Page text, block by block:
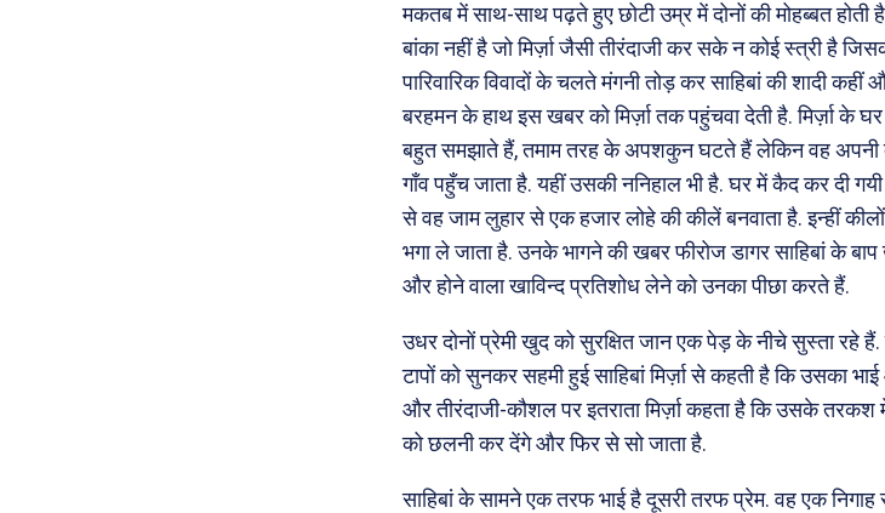
मकतब में साथ-साथ पढ़ते हुए छोटी उम्र में दोनों की मोहब्बत होती
बांका नहीं है जो मिर्ज़ा जैसी तीरंदाजी कर सके न कोई स्त्री है
पारिवारिक विवादों के चलते मंगनी तोड़ कर साहिबां की शादी
बरहमन के हाथ इस खबर को मिर्ज़ा तक पहुंचवा देती है. मिर्ज़ा के
बहुत समझाते हैं, तमाम तरह के अपशकुन घटते हैं लेकिन वह अपनी
गाँव पहुँच जाता है. यहीं उसकी ननिहाल भी है. घर में कैद कर दी
से वह जाम लुहार से एक हजार लोहे की कीलें बनवाता है. इन्हीं
भगा ले जाता है. उनके भागने की खबर फीरोज डागर साहिबां के बाप
और होने वाला खाविन्द प्रतिशोध लेने को उनका पीछा करते हैं.
उधर दोनों प्रेमी खुद को सुरक्षित जान एक पेड़ के नीचे सुस्ता रहे हैं.
टापों को सुनकर सहमी हुई साहिबां मिर्ज़ा से कहती है कि उसका
और तीरंदाजी-कौशल पर इतराता मिर्ज़ा कहता है कि उसके
को छलनी कर देंगे और फिर से सो जाता है.
साहिबां के सामने एक तरफ भाई है दूसरी तरफ प्रेम. वह एक निगाह